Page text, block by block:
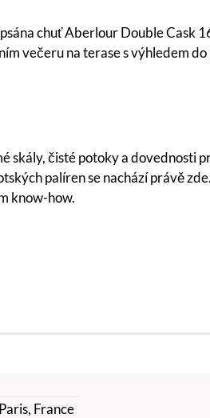
chuť Aberlour Double Cask
večeru na terase s výhledem
skály, čisté potoky a dovednosti
palíren se nachází právě
know-how.
France